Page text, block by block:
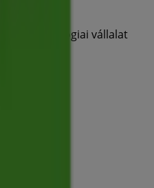
a technológiai vállalat
vásárlást.